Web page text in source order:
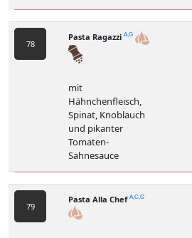
78
Pasta Ragazzi A,G
mit
Hähnchenfleisch,
Spinat, Knoblauch
und pikanter
Tomaten-
Sahnesauce
79
Pasta Alla Chef A,C,G